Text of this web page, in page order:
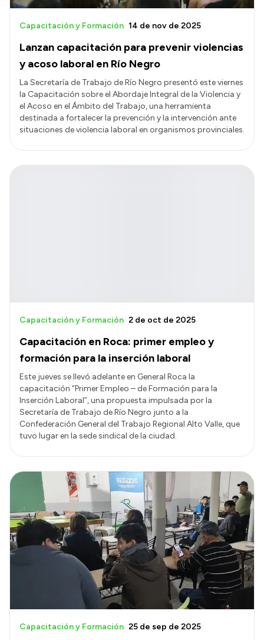
Lanzan capacitación para prevenir violencias
y acoso laboral en Río Negro
Capacitación y Formación 14 de nov de 2025
La Secretaría de Trabajo de Río Negro presentó este viernes
la Capacitación sobre el Abordaje Integral de la Violencia y
el Acoso en el Ámbito del Trabajo, una herramienta
destinada a fortalecer la prevención y la intervención ante
situaciones de violencia laboral en organismos provinciales.
Capacitación en Roca: primer empleo y
formación para la inserción laboral
Capacitación y Formación 2 de oct de 2025
Este jueves se llevó adelante en General Roca la
capacitación “Primer Empleo – de Formación para la
Inserción Laboral”, una propuesta impulsada por la
Secretaría de Trabajo de Río Negro junto a la
Confederación General del Trabajo Regional Alto Valle, que
tuvo lugar en la sede sindical de la ciudad.
Capacitación y Formación 25 de sep de 2025